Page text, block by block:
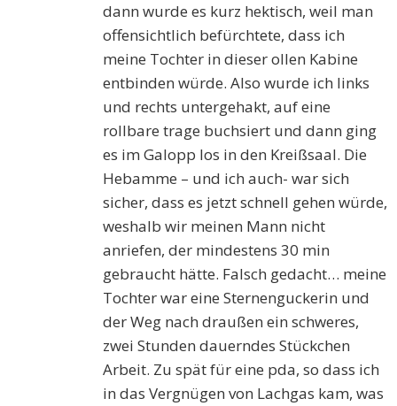
dann wurde es kurz hektisch, weil man
offensichtlich befürchtete, dass ich
meine Tochter in dieser ollen Kabine
entbinden würde. Also wurde ich links
und rechts untergehakt, auf eine
rollbare trage buchsiert und dann ging
es im Galopp los in den Kreißsaal. Die
Hebamme – und ich auch- war sich
sicher, dass es jetzt schnell gehen würde,
weshalb wir meinen Mann nicht
anriefen, der mindestens 30 min
gebraucht hätte. Falsch gedacht… meine
Tochter war eine Sternenguckerin und
der Weg nach draußen ein schweres,
zwei Stunden dauerndes Stückchen
Arbeit. Zu spät für eine pda, so dass ich
in das Vergnügen von Lachgas kam, was